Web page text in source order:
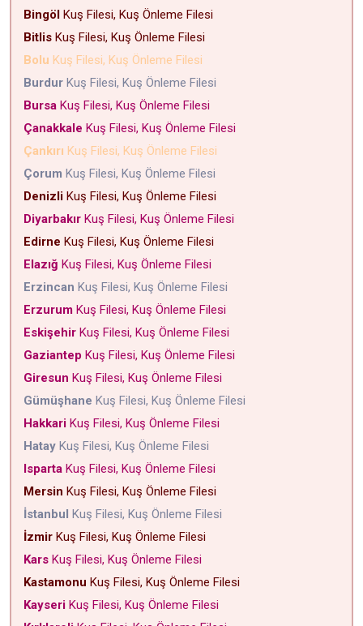
Bingöl Kuş Filesi, Kuş Önleme Filesi
Bitlis Kuş Filesi, Kuş Önleme Filesi
Bolu Kuş Filesi, Kuş Önleme Filesi
Burdur Kuş Filesi, Kuş Önleme Filesi
Bursa Kuş Filesi, Kuş Önleme Filesi
Çanakkale Kuş Filesi, Kuş Önleme Filesi
Çankırı Kuş Filesi, Kuş Önleme Filesi
Çorum Kuş Filesi, Kuş Önleme Filesi
Denizli Kuş Filesi, Kuş Önleme Filesi
Diyarbakır Kuş Filesi, Kuş Önleme Filesi
Edirne Kuş Filesi, Kuş Önleme Filesi
Elazığ Kuş Filesi, Kuş Önleme Filesi
Erzincan Kuş Filesi, Kuş Önleme Filesi
Erzurum Kuş Filesi, Kuş Önleme Filesi
Eskişehir Kuş Filesi, Kuş Önleme Filesi
Gaziantep Kuş Filesi, Kuş Önleme Filesi
Giresun Kuş Filesi, Kuş Önleme Filesi
Gümüşhane Kuş Filesi, Kuş Önleme Filesi
Hakkari Kuş Filesi, Kuş Önleme Filesi
Hatay Kuş Filesi, Kuş Önleme Filesi
Isparta Kuş Filesi, Kuş Önleme Filesi
Mersin Kuş Filesi, Kuş Önleme Filesi
İstanbul Kuş Filesi, Kuş Önleme Filesi
İzmir Kuş Filesi, Kuş Önleme Filesi
Kars Kuş Filesi, Kuş Önleme Filesi
Kastamonu Kuş Filesi, Kuş Önleme Filesi
Kayseri Kuş Filesi, Kuş Önleme Filesi